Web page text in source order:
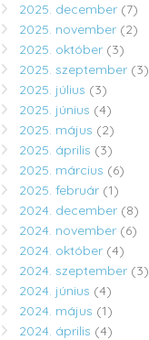
2025. december(7)
2025. november(2)
2025. október(3)
2025. szeptember(3)
2025. július (3)
2025. június (4)
2025. május (2)
2025. április (3)
2025. március (6)
2025. február(1)
2024. december(8)
2024. november(6)
2024. október(4)
2024. szeptember(3)
2024. június (4)
2024. május (1)
2024. április (4)